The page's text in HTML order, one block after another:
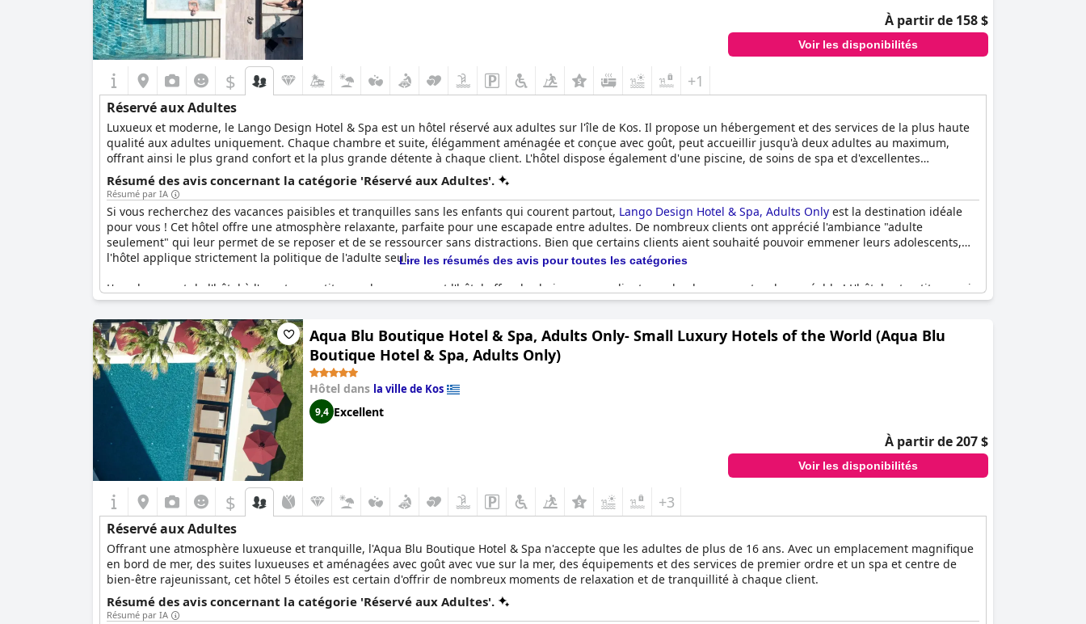
À partir de 158 $
Voir les disponibilités
$ +1
Réservé aux Adultes
Luxueux et moderne, le Lango Design Hotel & Spa est un hôtel réservé aux adultes sur l'île de Kos. Il propose un hébergement et des services de la plus haute
qualité aux adultes uniquement. Chaque chambre et suite, élégamment aménagée et conçue avec goût, peut accueillir jusqu'à deux adultes au maximum,
offrant ainsi le plus grand confort et la plus grande détente à chaque client. L'hôtel dispose également d'une piscine, de soins de spa et d'excellentes
spécialités culinaires, offrant une expérience de relaxation holistique à chaque client.
Résumé des avis concernant la catégorie 'Réservé aux Adultes'.
Résumé par IA
Si vous recherchez des vacances paisibles et tranquilles sans les enfants qui courent partout, Lango Design Hotel & Spa, Adults Only est la destination idéale
pour vous ! Cet hôtel offre une atmosphère relaxante, parfaite pour une escapade entre adultes. De nombreux clients ont apprécié l'ambiance "adulte
seulement" qui leur permet de se reposer et de se ressourcer sans distractions. Bien que certains clients aient souhaité pouvoir emmener leurs adolescents,
l'hôtel applique strictement la politique de l'adulte seul.
L'emplacement de l'hôtel à l'ouest garantit une plage propre et l'hôtel offre des boissons aux clients sur la plage - une touche agréable ! L'hôtel est petit, ce qui
permet aux clients de se détendre et de se relaxer dans un environnement calme. Plus important encore, l'hôtel offre une atmosphère de paix et de tranquillité
où les clients peuvent se concentrer sur la détente tout au long de leur séjour. Si vous recherchez des vacances placées sous le signe de la détente et de la paix
dans un environnement sans enfants, leLango Design Hotel & Spa, Adults Only est la destination idéale.
Lire les résumés des avis pour toutes les catégories
Aqua Blu Boutique Hotel & Spa, Adults Only- Small Luxury Hotels of the World (Aqua Blu
Boutique Hotel & Spa, Adults Only)
Hôtel dans la ville de Kos
9,4 Excellent
À partir de 207 $
Voir les disponibilités
$ +3
Réservé aux Adultes
Offrant une atmosphère luxueuse et tranquille, l'Aqua Blu Boutique Hotel & Spa n'accepte que les adultes de plus de 16 ans. Avec un emplacement magnifique
en bord de mer, des suites luxueuses et aménagées avec goût avec vue sur la mer, des équipements et des services de premier ordre et un spa et centre de
bien-être rajeunissant, cet hôtel 5 étoiles est certain d'offrir de nombreux moments de relaxation et de tranquillité à chaque client.
Résumé des avis concernant la catégorie 'Réservé aux Adultes'.
Résumé par IA